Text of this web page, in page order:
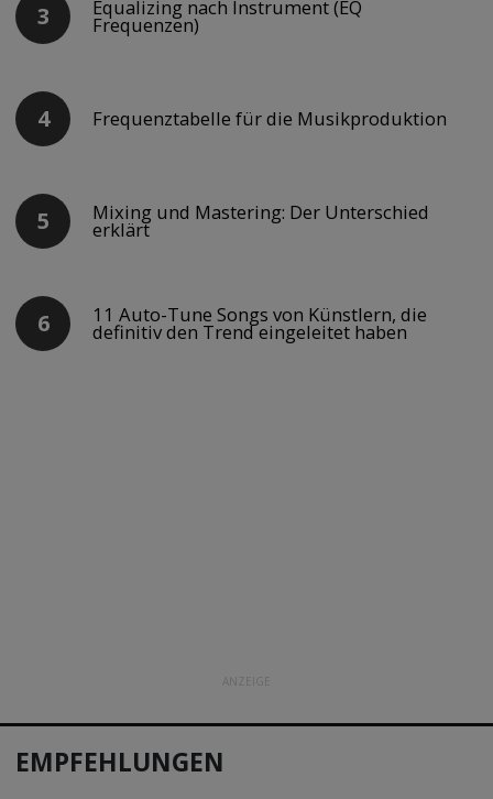
Equalizing nach Instrument (EQ
Frequenzen)
Frequenztabelle für die Musikproduktion
Mixing und Mastering: Der Unterschied
erklärt
11 Auto-Tune Songs von Künstlern, die
definitiv den Trend eingeleitet haben
ANZEIGE
EMPFEHLUNGEN